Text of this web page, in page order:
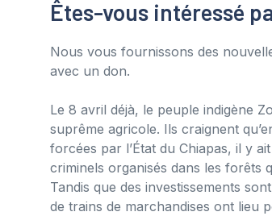
Êtes-vous intéressé
Nous vous fournissons des
avec un don.
Le 8 avril déjà, le peuple indigène
suprême agricole. Ils craignent
forcées par l’État du Chiapas, il y
criminels organisés dans les forêts
Tandis que des investissements
de trains de marchandises ont lieu